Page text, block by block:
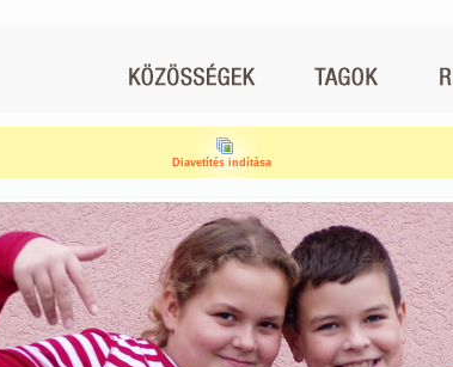
Diavetítés indítása